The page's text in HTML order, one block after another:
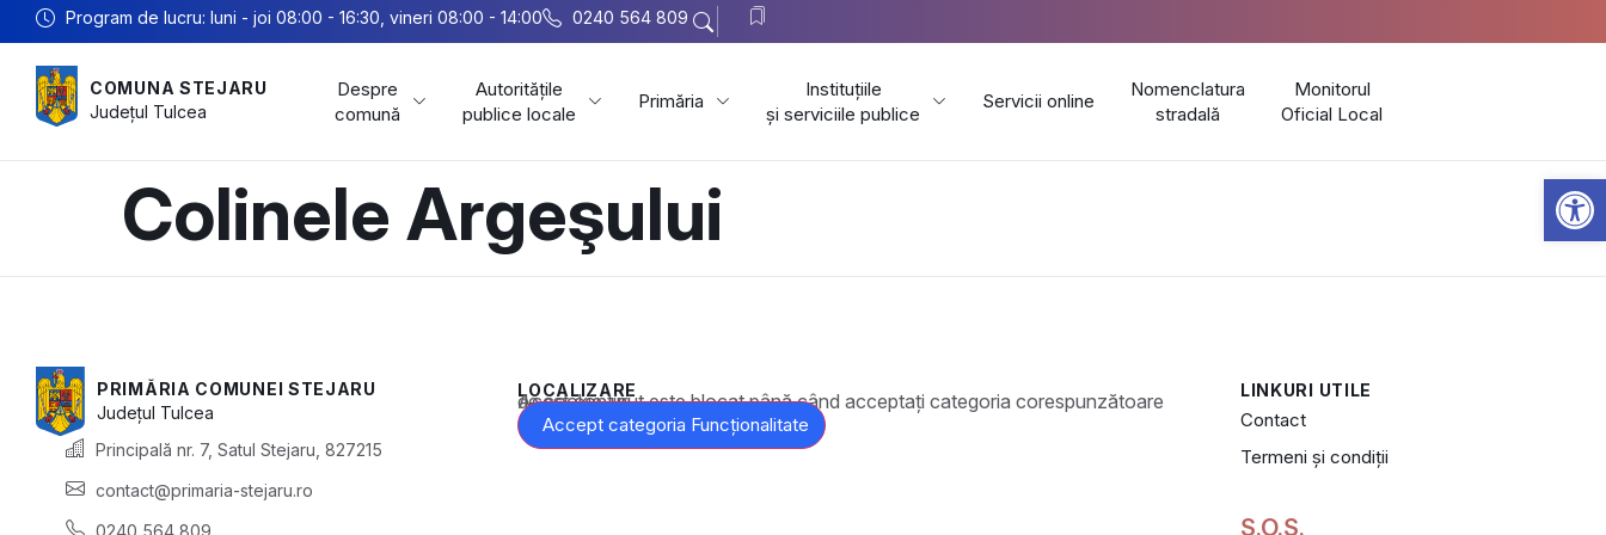
Program de lucru: luni - joi 08:00 - 16:30, vineri 08:00 - 14:00 0240 564 809
COMUNA STEJARU
Județul Tulcea
Despre
comună
Autoritățile
publice locale
Primăria
Instituțiile
și serviciile publice
Servicii online
Nomenclatura
stradală
Monitorul
Oficial Local
Colinele Argeşului
PRIMĂRIA COMUNEI STEJARU
Județul Tulcea
Principală nr. 7, Satul Stejaru, 827215
contact@primaria-stejaru.ro
0240 564 809
LOCALIZARE
Acest conținut este blocat până când acceptați categoria corespunzătoare de cookie-uri.
Accept categoria Funcționalitate
LINKURI UTILE
Contact
Termeni și condiții
S.O.S.